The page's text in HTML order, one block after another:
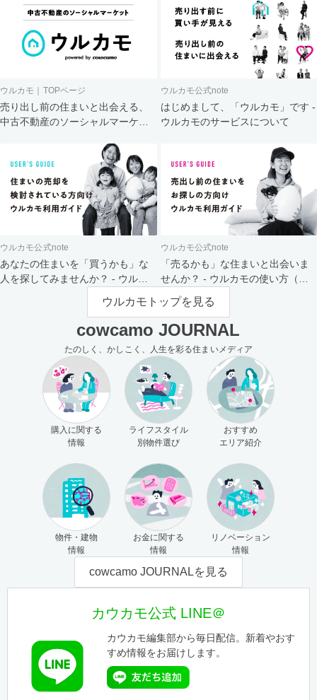
ウルカモ｜TOPページ
売り出し前の住まいと出会える、
中古不動産のソーシャルマーケッ
ウルカモ公式note
はじめまして、「ウルカモ」です -
ウルカモのサービスについて
ウルカモ公式note
あなたの住まいを「買うかも」な
人を探してみませんか？ - ウルカ
ウルカモ公式note
「売るかも」な住まいと出会いま
せんか？ - ウルカモの使い方（買
主さま向け）
ウルカモトップを見る
cowcamo JOURNAL
たのしく、かしこく、人生を彩る住まいメディア
購入に関する
情報
ライフスタイル
別物件選び
おすすめ
エリア紹介
物件・建物
情報
お金に関する
情報
リノベーション
情報
cowcamo JOURNALを見る
カウカモ公式 LINE＠
カウカモ編集部から毎日配信。新着やおす
すめ情報をお届けします。